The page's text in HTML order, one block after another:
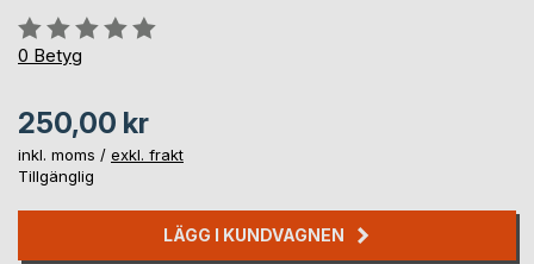
Betyg::
0%
0 Betyg
250,00 kr
inkl. moms / exkl. frakt
Tillgänglig
LÄGG I KUNDVAGNEN